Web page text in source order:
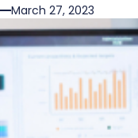
March 27, 2023